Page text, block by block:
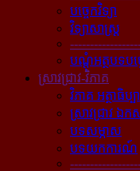
បច្ចេកវិទ្យា
វិទ្យាសាស្ត្រ
បណ្ដុំអត្ថបទបច្ច
ស្រាវជ្រាវ-វិភាគ
វិភាគ អត្ថាធិប្
ស្រាវជ្រាវ ឯក
បទសម្ភាស
បទយកការណ៍